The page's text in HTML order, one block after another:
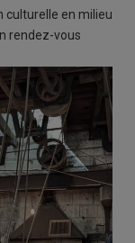
culturelle en milieu
rendez-vous